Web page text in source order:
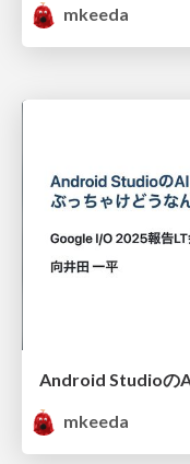
mkeeda
mkeeda